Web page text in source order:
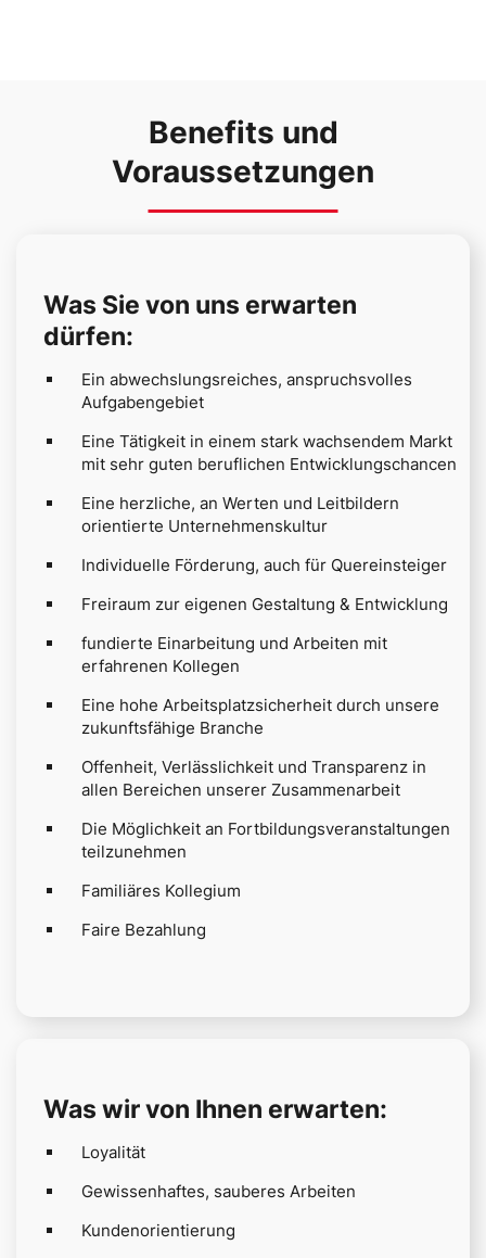
Benefits und
Voraussetzungen
Was Sie von uns erwarten
dürfen:
Ein abwechslungsreiches, anspruchsvolles
Aufgabengebiet
Eine Tätigkeit in einem stark wachsendem Markt
mit sehr guten beruflichen Entwicklungschancen
Eine herzliche, an Werten und Leitbildern
orientierte Unternehmenskultur
Individuelle Förderung, auch für Quereinsteiger
Freiraum zur eigenen Gestaltung & Entwicklung
fundierte Einarbeitung und Arbeiten mit
erfahrenen Kollegen
Eine hohe Arbeitsplatzsicherheit durch unsere
zukunftsfähige Branche
Offenheit, Verlässlichkeit und Transparenz in
allen Bereichen unserer Zusammenarbeit
Die Möglichkeit an Fortbildungsveranstaltungen
teilzunehmen
Familiäres Kollegium
Faire Bezahlung
Was wir von Ihnen erwarten:
Loyalität
Gewissenhaftes, sauberes Arbeiten
Kundenorientierung